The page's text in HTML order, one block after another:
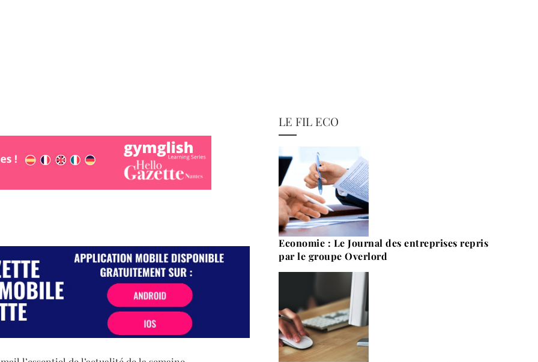
LE FIL ECO
Economie : Le Journal des entreprises repris
par le groupe Overlord